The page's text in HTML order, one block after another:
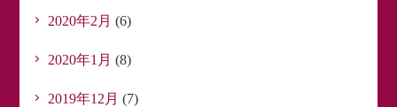
2020年2月 (6)
2020年1月 (8)
2019年12月 (7)